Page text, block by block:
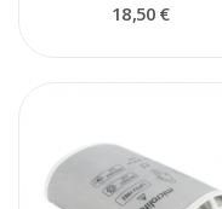
18,50 €